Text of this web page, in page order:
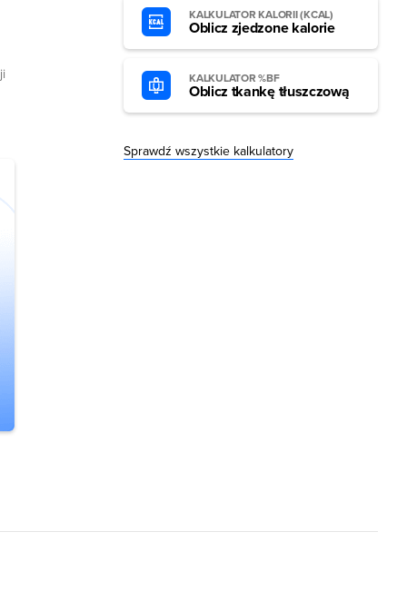
KALKULATOR KALORII (KCAL)
Oblicz zjedzone kalorie
KALKULATOR %BF
Oblicz tkankę tłuszczową
Sprawdź wszystkie kalkulatory